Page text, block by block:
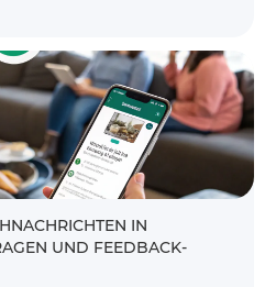
IN
UND FEEDBACK-